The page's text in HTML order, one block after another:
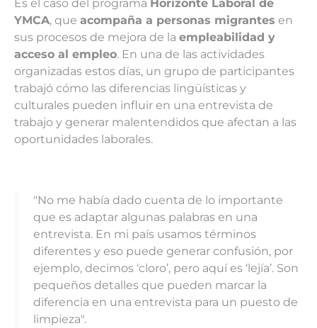
Es el caso del programa Horizonte Laboral de
YMCA, que acompaña a personas migrantes en
sus procesos de mejora de la empleabilidad y
acceso al empleo. En una de las actividades
organizadas estos días, un grupo de participantes
trabajó cómo las diferencias lingüísticas y
culturales pueden influir en una entrevista de
trabajo y generar malentendidos que afectan a las
oportunidades laborales.
"No me había dado cuenta de lo importante
que es adaptar algunas palabras en una
entrevista. En mi país usamos términos
diferentes y eso puede generar confusión, por
ejemplo, decimos ‘cloro’, pero aquí es ‘lejía’. Son
pequeños detalles que pueden marcar la
diferencia en una entrevista para un puesto de
limpieza".